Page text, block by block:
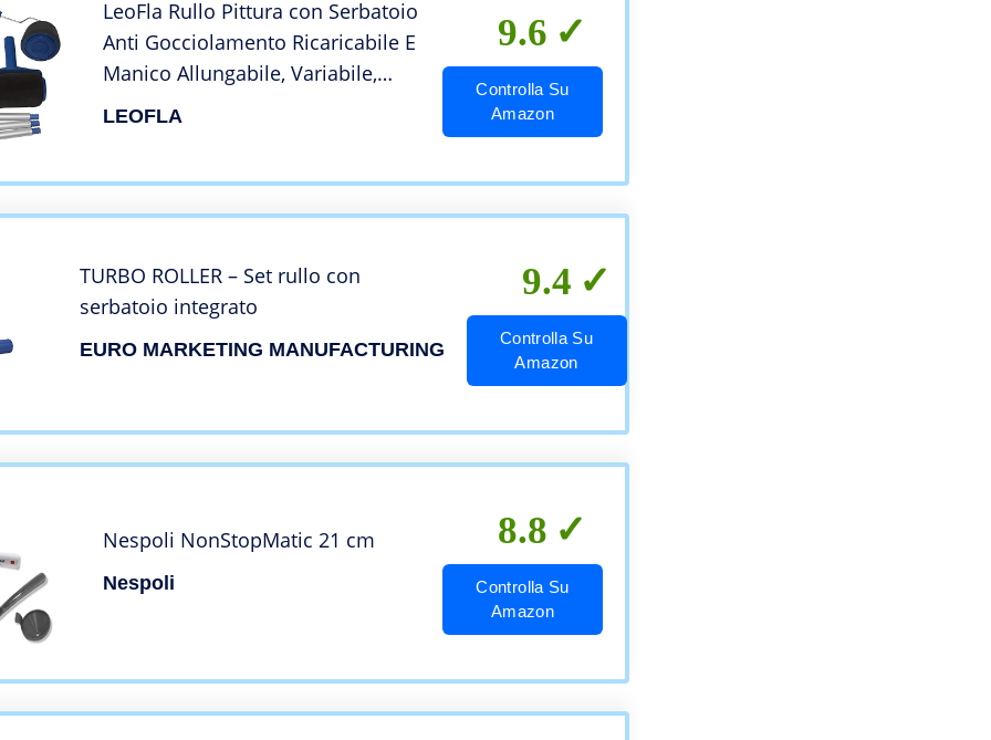
LeoFla Rullo Pittura con Serbatoio
Anti Gocciolamento Ricaricabile E
Manico Allungabile, Variabile,
Media
LEOFLA
9.6
Controlla Su
Amazon
TURBO ROLLER – Set rullo con
serbatoio integrato
EURO MARKETING MANUFACTURING
9.4
Controlla Su
Amazon
Nespoli NonStopMatic 21 cm
Nespoli
8.8
Controlla Su
Amazon